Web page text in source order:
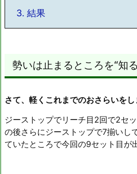
3. 結果
勢いは止まるところを“知
さて、軽くこれまでのおさらいをし
ジーストップでリーチ目2回で2セ
の後さらにジーストップで7揃いし
ていたところで今回の9セット目が